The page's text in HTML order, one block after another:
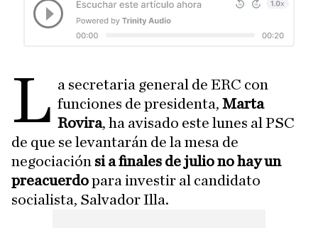
L a secretaria general de ERC con
funciones de presidenta,Marta
Rovira, ha avisado este lunes al PSC
de que se levantarán de la mesa de
negociación si a finales de julio no hay un
preacuerdopara investir al candidato
socialista, Salvador Illa.